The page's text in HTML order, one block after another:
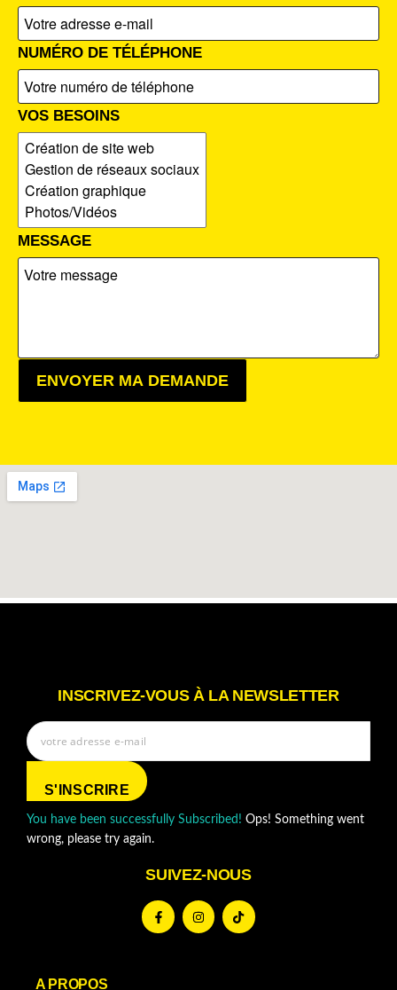
NUMÉRO DE TÉLÉPHONE
VOS BESOINS
MESSAGE
ENVOYER MA DEMANDE
INSCRIVEZ-VOUS À LA NEWSLETTER
S'INSCRIRE
You have been successfully Subscribed! Ops! Something went
wrong, please try again.
SUIVEZ-NOUS
A PROPOS